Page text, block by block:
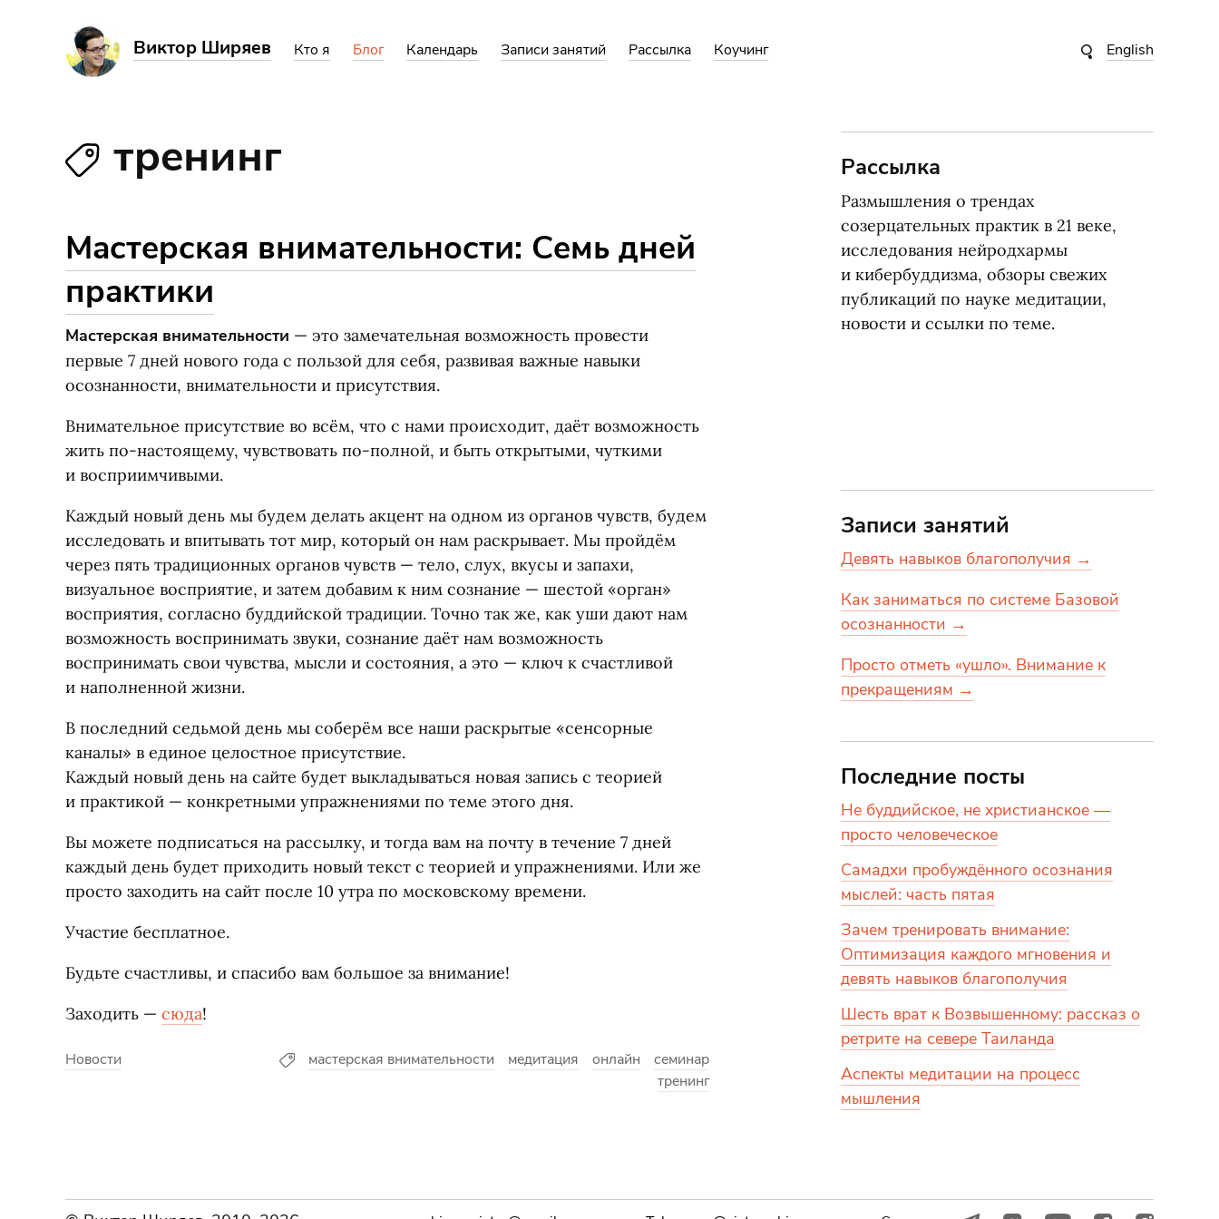
English
Виктор Ширяев Кто я Блог Календарь Записи занятий Рассылка Коучинг
тренинг
Мастерская внимательности: Семь дней
практики
Мастерская внимательности — это замечательная возможность провести
первые 7 дней нового года с пользой для себя, развивая важные навыки
осознанности, внимательности и присутствия.
Внимательное присутствие во всём, что с нами происходит, даёт возможность
жить по-настоящему, чувствовать по-полной, и быть открытыми, чуткими
и восприимчивыми.
Каждый новый день мы будем делать акцент на одном из органов чувств, будем
исследовать и впитывать тот мир, который он нам раскрывает. Мы пройдём
через пять традиционных органов чувств — тело, слух, вкусы и запахи,
визуальное восприятие, и затем добавим к ним сознание — шестой «орган»
восприятия, согласно буддийской традиции. Точно так же, как уши дают нам
возможность воспринимать звуки, сознание даёт нам возможность
воспринимать свои чувства, мысли и состояния, а это — ключ к счастливой
и наполненной жизни.
В последний седьмой день мы соберём все наши раскрытые «сенсорные
каналы» в единое целостное присутствие.
Каждый новый день на сайте будет выкладываться новая запись с теорией
и практикой — конкретными упражнениями по теме этого дня.
Вы можете подписаться на рассылку, и тогда вам на почту в течение 7 дней
каждый день будет приходить новый текст с теорией и упражнениями. Или же
просто заходить на сайт после 10 утра по московскому времени.
Участие бесплатное.
Будьте счастливы, и спасибо вам большое за внимание!
Заходить — сюда!
Новости мастерская внимательности медитация онлайн
семинар
тренинг
Рассылка
Размышления о трендах
созерцательных практик в 21 веке,
исследования нейродхармы
и кибербуддизма, обзоры свежих
публикаций по науке медитации,
новости и ссылки по теме.
Записи занятий
Девять навыков благополучия →
Как заниматься по системе Базовой
осознанности →
Просто отметь «ушло». Внимание к
прекращениям →
Последние посты
Не буддийское, не христианское —
просто человеческое
Самадхи пробуждённого осознания
мыслей: часть пятая
Зачем тренировать внимание:
Оптимизация каждого мгновения и
девять навыков благополучия
Шесть врат к Возвышенному: рассказ о
ретрите на севере Таиланда
Аспекты медитации на процесс
мышления